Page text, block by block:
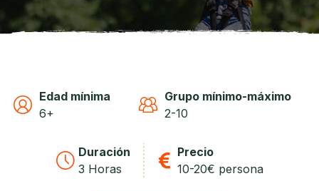
Edad mínima
6+
Grupo mínimo-máximo
2-10
Duración
3 Horas
Precio
10-20€ persona